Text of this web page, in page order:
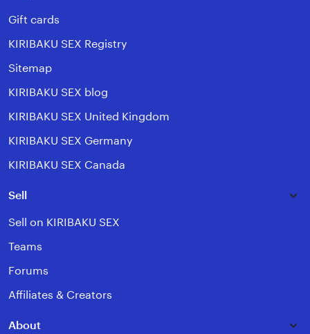
Gift cards
KIRIBAKU SEX Registry
Sitemap
KIRIBAKU SEX blog
KIRIBAKU SEX United Kingdom
KIRIBAKU SEX Germany
KIRIBAKU SEX Canada
Sell
Sell on KIRIBAKU SEX
Teams
Forums
Affiliates & Creators
About